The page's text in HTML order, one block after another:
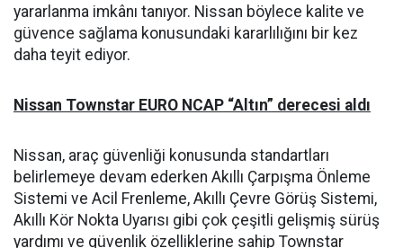
yararlanma imkânı tanıyor. Nissan böylece kalite ve
güvence sağlama konusundaki kararlılığını bir kez
daha teyit ediyor.
Nissan Townstar EURO NCAP “Altın” derecesi aldı
Nissan, araç güvenliği konusunda standartları
belirlemeye devam ederken Akıllı Çarpışma Önleme
Sistemi ve Acil Frenleme, Akıllı Çevre Görüş Sistemi,
Akıllı Kör Nokta Uyarısı gibi çok çeşitli gelişmiş sürüş
yardımı ve güvenlik özelliklerine sahip Townstar